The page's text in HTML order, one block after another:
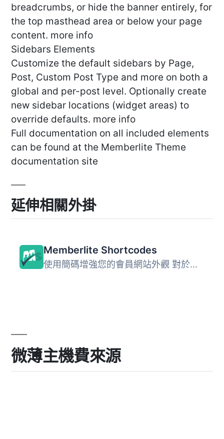
breadcrumbs, or hide the banner entirely, for
the top masthead area or below your page
content. more info
Sidebars Elements
Customize the default sidebars by Page,
Post, Custom Post Type and more on both a
global and per-post level. Optionally create
new sidebar locations (widget areas) to
override defaults. more info
Full documentation on all included elements
can be found at the Memberlite Theme
documentation site
延伸相關外掛
Memberlite Shortcodes
使用簡碼增強您的會員網站外觀 對於運行Memberlite主題或Memb...
微薄主機費來源